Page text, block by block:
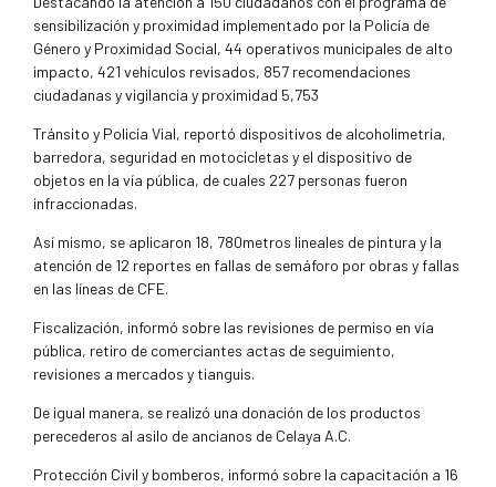
sensibilización y proximidad implementado por la Policía de
Género y Proximidad Social, 44 operativos municipales de alto
impacto, 421 vehículos revisados, 857 recomendaciones
ciudadanas y vigilancia y proximidad 5,753
Tránsito y Policía Vial, reportó dispositivos de alcoholimetría,
barredora, seguridad en motocicletas y el dispositivo de
objetos en la vía pública, de cuales 227 personas fueron
infraccionadas.
Así mismo, se aplicaron 18, 780metros lineales de pintura y la
atención de 12 reportes en fallas de semáforo por obras y fallas
en las líneas de CFE.
Fiscalización, informó sobre las revisiones de permiso en vía
pública, retiro de comerciantes actas de seguimiento,
revisiones a mercados y tianguis.
De igual manera, se realizó una donación de los productos
perecederos al asilo de ancianos de Celaya A.C.
Protección Civil y bomberos, informó sobre la capacitación a 16